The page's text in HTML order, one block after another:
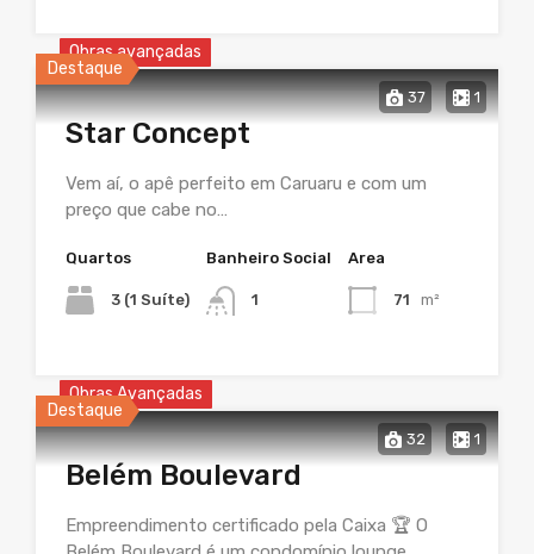
Destaque
37 1
Obras avançadas
Star Concept
Vem aí, o apê perfeito em Caruaru e com um
preço que cabe no…
Quartos
3 (1 Suíte)
Banheiro Social
1
Area
71 m²
Destaque
32 1
Obras Avançadas
Belém Boulevard
Empreendimento certificado pela Caixa 🏆 O